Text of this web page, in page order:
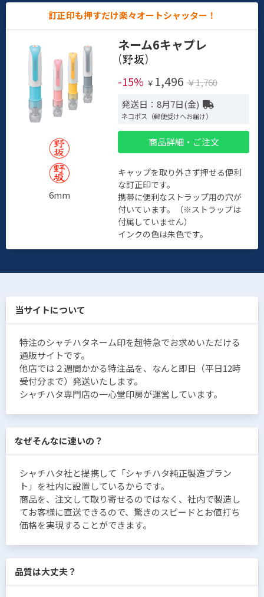
訂正印も押すだけ楽々オートシャッター！
6mm
ネーム6キャプレ
(
)
-15% ￥ 1,496 ￥1,760
発送日：8月7日(金)
ネコポス（郵便受けへお届け）
商品詳細・ご注文
キャップを取り外さず押せる便利
な訂正印です。
携帯に便利なストラップ用の穴が
付いています。（※ストラップは
付属していません）
インクの色は朱色です。
当サイトについて
特注のシャチハタネーム印を超特急でお求めいただける
通販サイトです。
他店では２週間かかる特注品を、なんと即日（平日12時
受付分まで）発送いたします。
シャチハタ専門店の一心堂印房が運営しています。
なぜそんなに速いの？
シャチハタ社と提携して「シャチハタ純正製造プラン
ト」を社内に設置しているからです。
商品を、注文して取り寄せるのではなく、社内で製造し
てお客様に直送できるので、驚きのスピードとお値打ち
価格を実現することができます。
品質は大丈夫？